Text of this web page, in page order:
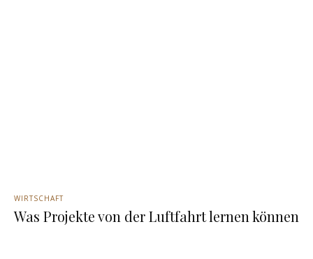
WIRTSCHAFT
Was Projekte von der Luftfahrt lernen können